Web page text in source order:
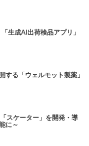
生成AI出荷検品アプリ」
する「ウェルモット製薬」
スケーター」を開発・導
に～